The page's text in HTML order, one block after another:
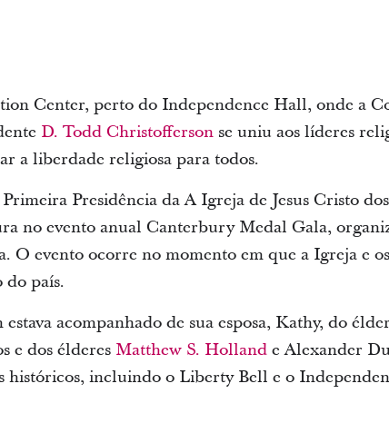
Center, perto do Independence Hall, onde a
D. Todd Christoffersonse uniu aos líderes
a liberdade religiosa para todos.
Presidência da A Igreja de Jesus Cristo
no evento anual Canterbury Medal Gala,
O evento ocorre no momento em que a Igreja e
do país.
acompanhado de sua esposa, Kathy, do élder
e dos élderes Matthew S. Hollande Alexander
históricos, incluindo o Liberty Bell e o